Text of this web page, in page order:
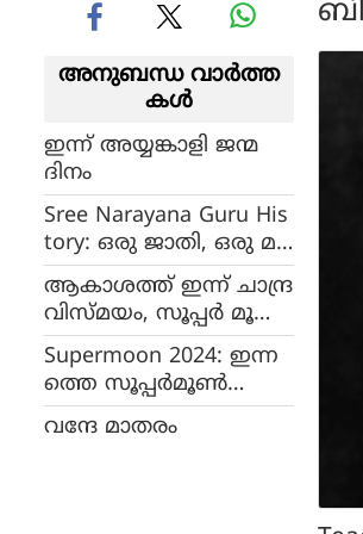
അനുബന്ധ വാര്‍ത്ത
കള്‍
ഇന്ന് അയ്യങ്കാളി ജന്മ
ദിനം
Sree Narayana Guru His
tory: ഒരു ജാതി, ഒരു മ
തം, ഒരു ദൈവം; ഗുരു
പകര്‍ന്ന വെളിച്ചം
ആകാശത്ത് ഇന്ന് ചാന്ദ്ര
വിസ്മയം, സൂപ്പർ മൂൺ-
ബ്ലൂ മൂൺ പ്രതിഭാസങ്ങ
ൾ ദൃശ്യമാകും
Supermoon 2024: ഇന്ന
ത്തെ സൂപ്പര്‍മൂണ്‍
ബ്ലൂമൂണ്‍ ! ആകാശ
ത്തേക്ക് നോക്കേണ്ടത്
വന്ദേ മാതരം